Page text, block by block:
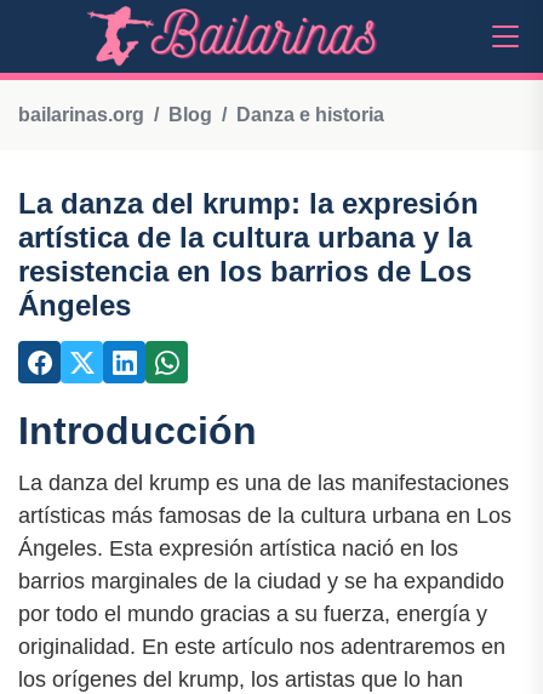
bailarinas.org Blog Danza e historia
La danza del krump: la expresión
artística de la cultura urbana y la
resistencia en los barrios de Los
Ángeles
Introducción
La danza del krump es una de las manifestaciones
artísticas más famosas de la cultura urbana en Los
Ángeles. Esta expresión artística nació en los
barrios marginales de la ciudad y se ha expandido
por todo el mundo gracias a su fuerza, energía y
originalidad. En este artículo nos adentraremos en
los orígenes del krump, los artistas que lo han